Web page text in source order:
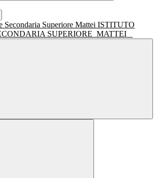
ISTITUTO
SUPERIORE MATTEI